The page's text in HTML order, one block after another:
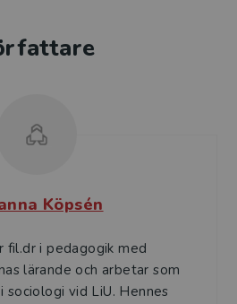
Köpsén
fil.dr i pedagogik med
lärande och arbetar som
vid LiU. Hennes